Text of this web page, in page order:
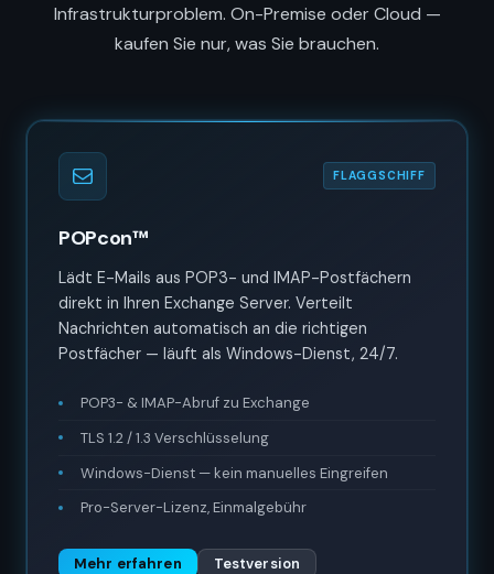
Infrastrukturproblem. On-Premise oder Cloud —
kaufen Sie nur, was Sie brauchen.
FLAGGSCHIFF
POPcon™
Lädt E-Mails aus POP3- und IMAP-Postfächern
direkt in Ihren Exchange Server. Verteilt
Nachrichten automatisch an die richtigen
Postfächer — läuft als Windows-Dienst, 24/7.
POP3- & IMAP-Abruf zu Exchange
TLS 1.2 / 1.3 Verschlüsselung
Windows-Dienst — kein manuelles Eingreifen
Pro-Server-Lizenz, Einmalgebühr
Mehr erfahren Testversion